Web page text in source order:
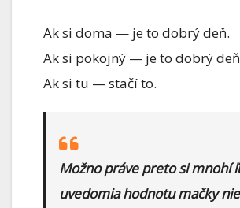
Ak si doma — je to dobrý deň.
Ak si pokojný — je to dobrý
Ak si tu — stačí to.
Možno práve preto si mnohí
uvedomia hodnotu mačky nie